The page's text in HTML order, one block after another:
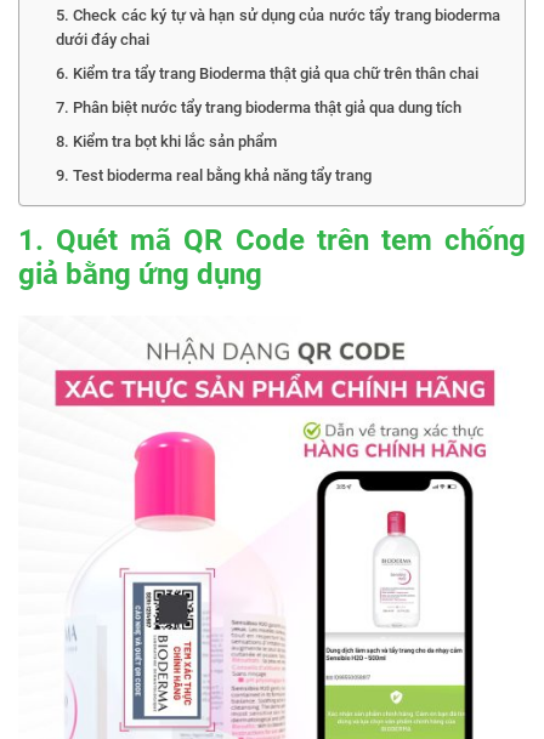
5. Check các ký tự và hạn sử dụng của nước tẩy trang bioderma
dưới đáy chai
6. Kiểm tra tẩy trang Bioderma thật giả qua chữ trên thân chai
7. Phân biệt nước tẩy trang bioderma thật giả qua dung tích
8. Kiểm tra bọt khi lắc sản phẩm
9. Test bioderma real bằng khả năng tẩy trang
1. Quét mã QR Code trên tem chống
giả bằng ứng dụng